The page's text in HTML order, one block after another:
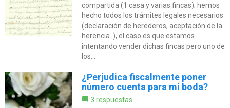
compartida (1 casa y varias fincas); hemos
hecho todos los trámites legales necesarios
(declaración de herederos, aceptación de la
herencia..), el caso es que estamos
intentando vender dichas fincas pero uno de
los...
¿Perjudica fiscalmente poner
número cuenta para mi boda?
3 respuestas